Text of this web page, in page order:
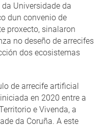
Universidade da
dun convenio de
proxecto, sinalaron
no deseño de arrecifes
dos ecosistemas
de arrecife artificial
en 2020 entre a
e Vivenda, a
da Coruña. A este